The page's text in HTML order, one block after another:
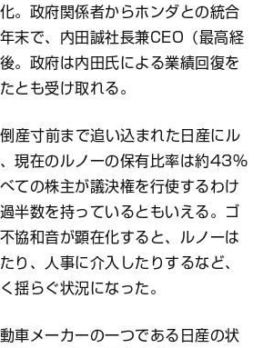
。政府関係者からホンダとの統合
末で、内田誠社長兼CEO（最高経
。政府は内田氏による業績回復を
とも受け取れる。
寸前まで追い込まれた日産にル
現在のルノーの保有比率は約43％
ての株主が議決権を行使するわけ
半数を持っているともいえる。ゴ
協和音が顕在化すると、ルノーは
り、人事に介入したりするなど、
揺らぐ状況になった。
車メーカーの一つである日産の状